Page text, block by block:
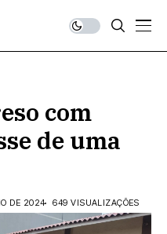
com
de uma
DE 2024 649 VISUALIZAÇÕES